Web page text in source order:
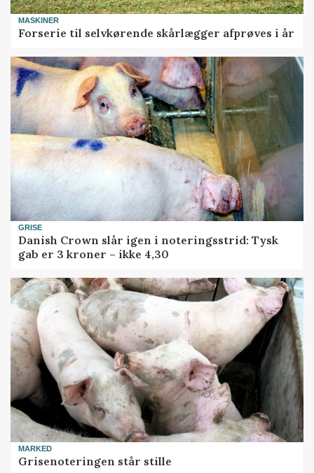
MASKINER
Forserie til selvkørende skårlægger afprøves i år
GRISE
Danish Crown slår igen i noteringsstrid: Tysk
gab er 3 kroner – ikke 4,30
MARKED
Grisenoteringen står stille